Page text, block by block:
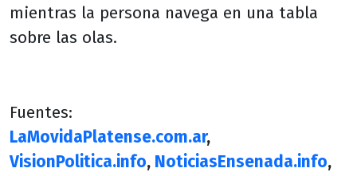
mientras la persona navega en una tabla
sobre las olas.
Fuentes:
LaMovidaPlatense.com.ar,
VisionPolitica.info, NoticiasEnsenada.info,